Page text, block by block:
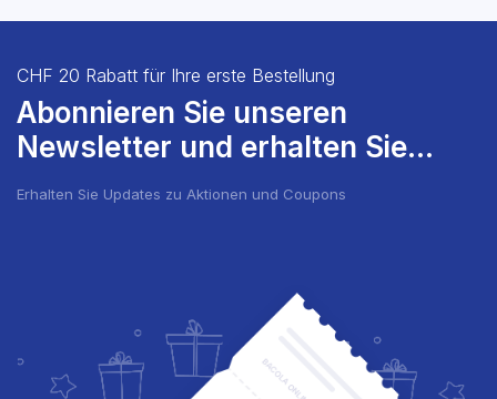
CHF 20 Rabatt für Ihre erste Bestellung
Abonnieren Sie unseren
Newsletter und erhalten Sie...
Erhalten Sie Updates zu Aktionen und Coupons